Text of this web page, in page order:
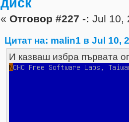
диск
« Отговор #227 -: Jul 10,
Цитат на: malin1 в Jul 10,
И казваш избра първата